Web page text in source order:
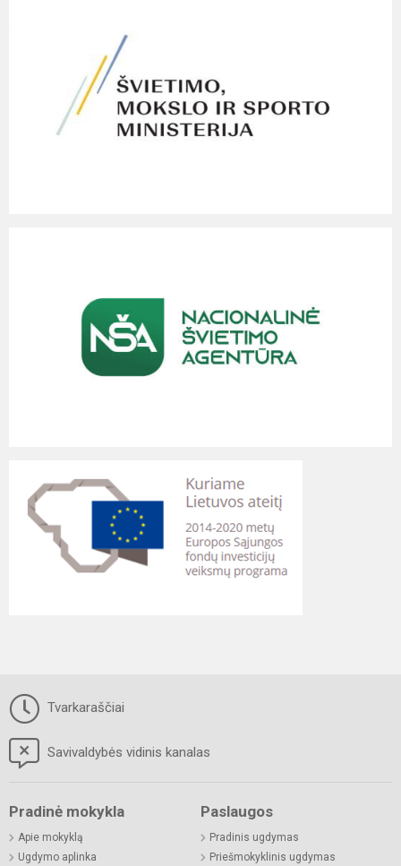
Tvarkaraščiai
Savivaldybės vidinis kanalas
Pradinė mokykla
Apie mokyklą
Ugdymo aplinka
Paslaugos
Pradinis ugdymas
Priešmokyklinis ugdymas